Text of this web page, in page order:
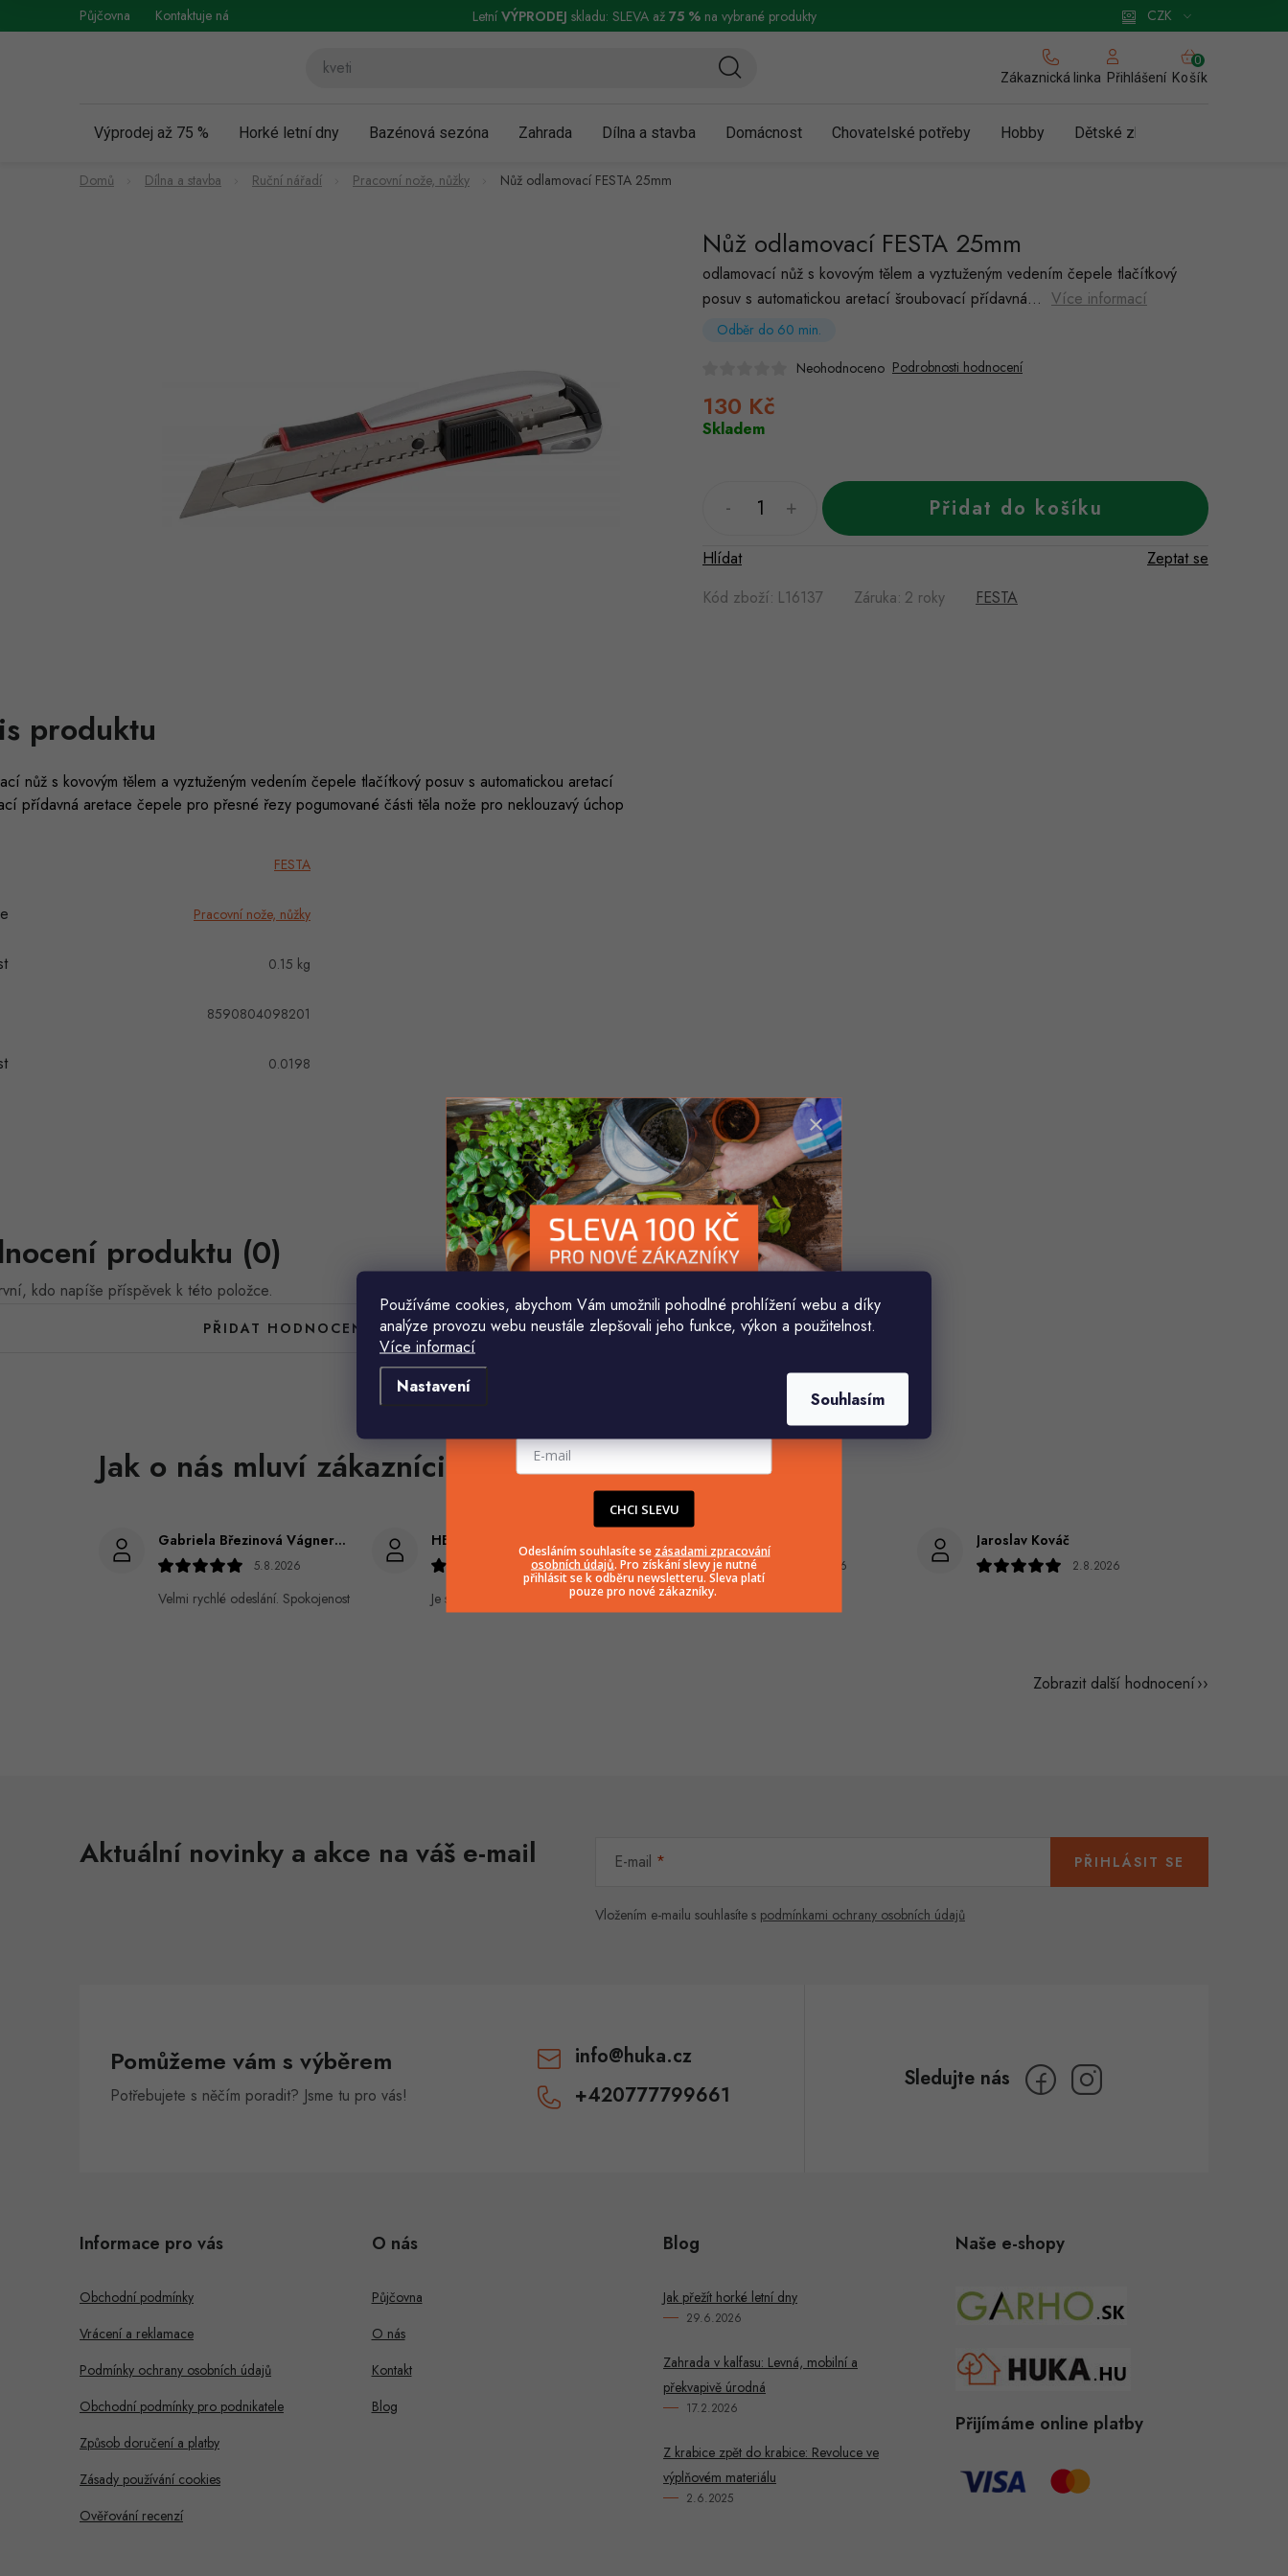
Používáme cookies, abychom Vám umožnili pohodlné prohlížení webu a díky
analýze provozu webu neustále zlepšovali jeho funkce, výkon a použitelnost.
Více informací
Nastavení
Souhlasím
na
Půjčovna Kontaktuje nás Vrácení a reklamace Podmínky ochrany osobních údajů Obchodní podmínky pro podnikatele Zásady používání cookies
CZK
LetníVÝPRODEJ skladu: SLEVA až 75 %na vybrané produkty
Zákaznická linka Přihlášení
NÁKUPNÍ
KOŠÍK
Košík
Výprodej až 75 % Horké letní dny Bazénová sezóna Zahrada Dílna a stavba Domácnost Chovatelské potřeby Hobby Dětské zboží a hračky
Domů Dílna a stavba Ruční nářadí Pracovní nože, nůžky Nůž odlamovací FESTA 25mm
Nůž odlamovací FESTA 25mm
Odběr do 60 min.
odlamovací nůž s kovovým tělem a vyztuženým vedením čepele tlačítkový
posuv s automatickou aretací šroubovací přídavná… Více informací
Neohodnoceno Podrobnosti hodnocení
130 Kč
Skladem
Přidat do košíku
Kód zboží: L16137 Záruka: 2 roky FESTA
Zeptat se
Hlídat
produktu
nůž s kovovým tělem a vyztuženým vedením čepele tlačítkový posuv s automatickou aretací
přídavná aretace čepele pro přesné řezy pogumované části těla nože pro neklouzavý úchop
FESTA
Pracovní nože, nůžky
0.15 kg
8590804098201
0.0198
produktu (0)
kdo napíše příspěvek k této položce.
PŘIDAT HODNOCENÍ
Gabriela Březinová Vágnerová
5.8.2026
Velmi rychlé odeslání. Spokojenost
HELENA MINAŘÍKOVÁ
5.8.2026
Je sice větší ale vypadá dobře
4.8.2026
Jaroslav Kováč
2.8.2026
Zobrazit další hodnocení
Aktuální novinky a akce na váš e-mail E-mail
Vložením e-mailu souhlasíte s podmínkami ochrany osobních údajů
PŘIHLÁSIT SE
Pomůžeme vám s výběrem
Potřebujete s něčím poradit? Jsme tu pro vás!
info@huka.cz
+420777799661
Informace pro vás
Obchodní podmínky
Vrácení a reklamace
Podmínky ochrany osobních údajů
Obchodní podmínky pro podnikatele
Způsob doručení a platby
Zásady používání cookies
Ověřování recenzí
O nás
Půjčovna
O nás
Kontakt
Blog
Blog
Jak přežít horké letní dny
29.6.2026
Zahrada v kalfasu: Levná, mobilní a
překvapivě úrodná
17.2.2026
Z krabice zpět do krabice: Revoluce ve
výplňovém materiálu
2.6.2025
Naše e-shopy
Přijímáme online platby
CHCI SLEVU
Odesláním souhlasíte se zásadami zpracování
osobních údajů. Pro získání slevy je nutné
přihlásit se k odběru newsletteru. Sleva platí
pouze pro nové zákazníky.